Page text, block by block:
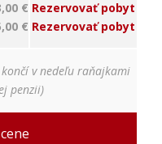
€
€
Rezervovať pobyt
Rezervovať pobyt
v nedeľu raňajkami
penzii)